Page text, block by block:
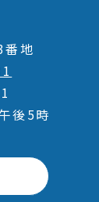
番地
後5時